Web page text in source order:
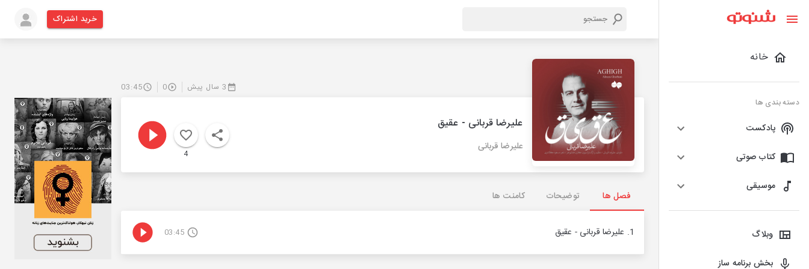
خانه
دسته بندی ها
پادکست
کتاب صوتی
موسیقی
وبلاگ
بخش برنامه ساز
خرید اشتراک
3 سال پیش 0
03:45
علیرضا قربانی - عقیق
علیرضا قربانی
4
فصل ها توضیحات کامنت ها
1. علیرضا قربانی - عقیق 03:45